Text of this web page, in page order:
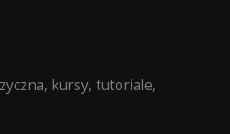
kursy, tutoriale,